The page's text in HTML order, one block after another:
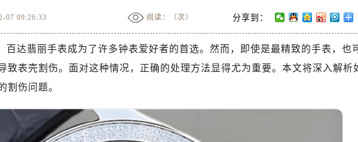
07 09:26:33 阅读：（次） 分享到：
百达翡丽手表成为了许多钟表爱好者的首选。然而，即使是最精致的手表，也
致表壳割伤。面对这种情况，正确的处理方法显得尤为重要。本文将深入解析
割伤问题。